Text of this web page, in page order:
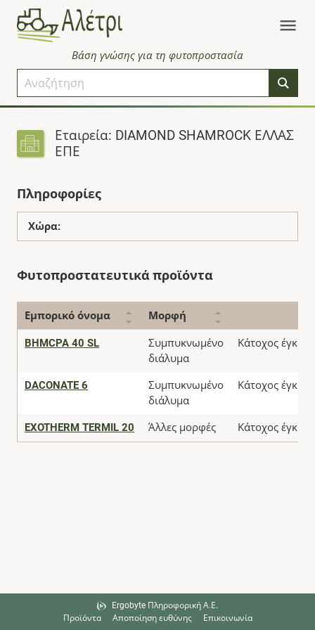
Βάση γνώσης για τη φυτοπροστασία
Εταιρεία: DIAMOND SHAMROCK ΕΛΛΑΣ
ΕΠΕ
Πληροφορίες
Χώρα:
Φυτοπροστατευτικά προϊόντα
Εμπορικό όνομα Μορφή
BHMCPA 40 SL
Συμπυκνωμένο
διάλυμα
Κάτοχος
DACONATE 6
Συμπυκνωμένο
διάλυμα
Κάτοχος
EXOTHERM TERMIL 20 Άλλες μορφές Κάτοχος
Ergobyte Πληροφορική Α.Ε.
Προϊόντα
Αποποίηση ευθύνης Επικοινωνία